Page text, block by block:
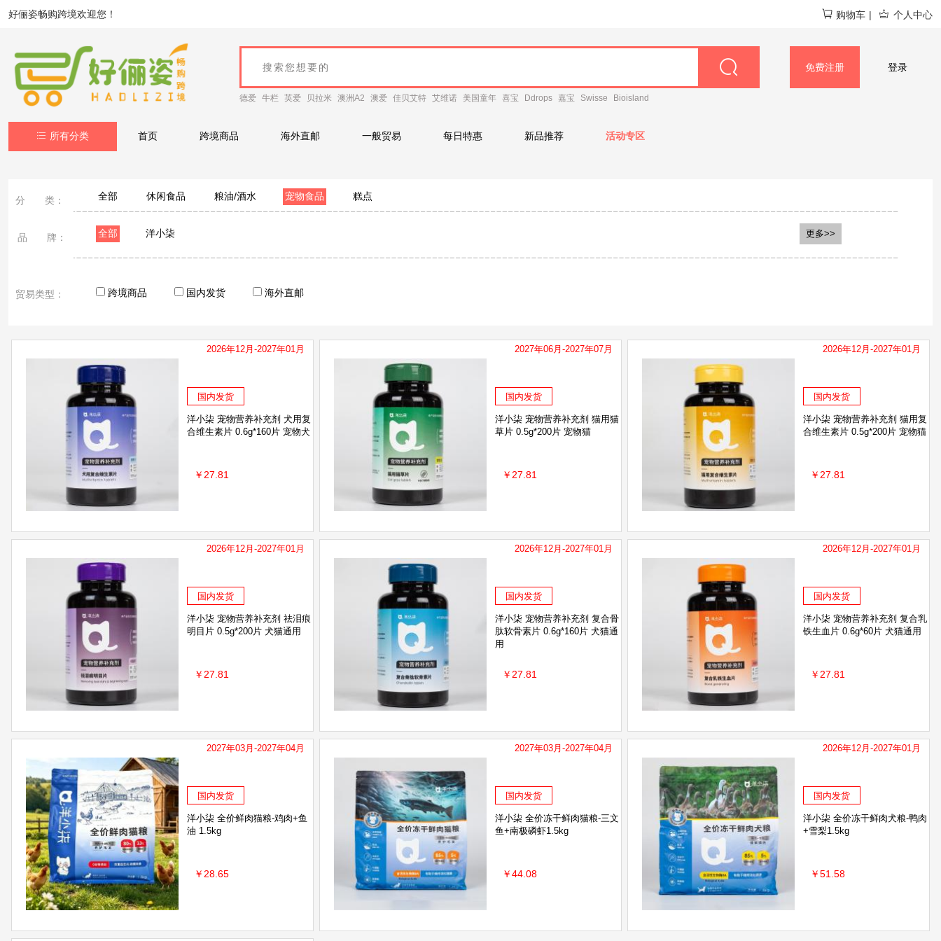
好俪姿畅购跨境欢迎您！ 购物车 | 个人中心
德爱 牛栏 英爱 贝拉米 澳洲A2 澳爱 佳贝艾特 艾维诺 美国童年 喜宝 Ddrops 嘉宝 Swisse Bioisland
免费注册 登录
所有分类 首页 跨境商品 海外直邮 一般贸易 每日特惠 新品推荐 活动专区
分 类： 全部 休闲食品 粮油/酒水 宠物食品 糕点
品 牌： 全部 洋小柒 更多>>
贸易类型： 跨境商品 国内发货 海外直邮
2026年12月-2027年01月
国内发货
洋小柒 宠物营养补充剂 犬用复
合维生素片 0.6g*160片 宠物犬
￥27.81
2027年06月-2027年07月
国内发货
洋小柒 宠物营养补充剂 猫用猫
草片 0.5g*200片 宠物猫
￥27.81
2026年12月-2027年01月
国内发货
洋小柒 宠物营养补充剂 猫用复
合维生素片 0.5g*200片 宠物猫
￥27.81
2026年12月-2027年01月
国内发货
洋小柒 宠物营养补充剂 祛泪痕
明目片 0.5g*200片 犬猫通用
￥27.81
2026年12月-2027年01月
国内发货
洋小柒 宠物营养补充剂 复合骨
肽软骨素片 0.6g*160片 犬猫通
用
￥27.81
2026年12月-2027年01月
国内发货
洋小柒 宠物营养补充剂 复合乳
铁生血片 0.6g*60片 犬猫通用
￥27.81
2027年03月-2027年04月
国内发货
洋小柒 全价鲜肉猫粮-鸡肉+鱼
油 1.5kg
￥28.65
2027年03月-2027年04月
国内发货
洋小柒 全价冻干鲜肉猫粮-三文
鱼+南极磷虾1.5kg
￥44.08
2026年12月-2027年01月
国内发货
洋小柒 全价冻干鲜肉犬粮-鸭肉
+雪梨1.5kg
￥51.58